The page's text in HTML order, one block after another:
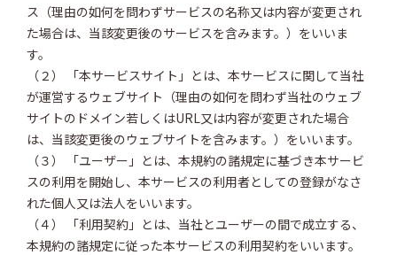
ス（理由の如何を問わずサービスの名称又は内容が変更され
た場合は、当該変更後のサービスを含みます。）をいいま
す。
（２） 「本サービスサイト」とは、本サービスに関して当社
が運営するウェブサイト（理由の如何を問わず当社のウェブ
サイトのドメイン若しくはURL又は内容が変更された場合
は、当該変更後のウェブサイトを含みます。）をいいます。
（３） 「ユーザー」とは、本規約の諸規定に基づき本サービ
スの利用を開始し、本サービスの利用者としての登録がなさ
れた個人又は法人をいいます。
（４） 「利用契約」とは、当社とユーザーの間で成立する、
本規約の諸規定に従った本サービスの利用契約をいいます。